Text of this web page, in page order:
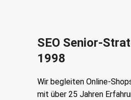
SEO Senior-
1998
Wir begleiten Online-
mit über 25 Jahren